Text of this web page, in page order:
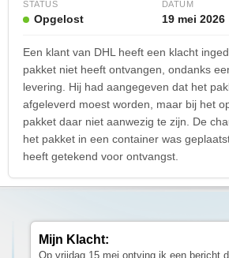
STATUS
Opgelost
DATUM
19 mei 2026
Een klant van DHL heeft een klacht
pakket niet heeft ontvangen, ondanks
levering. Hij had aangegeven dat het
afgeleverd moest worden, maar bij het
pakket daar niet aanwezig te zijn. De
het pakket in een container was
heeft getekend voor ontvangst.
Mijn Klacht:
Op vrijdag 15 mei ontving ik een bericht